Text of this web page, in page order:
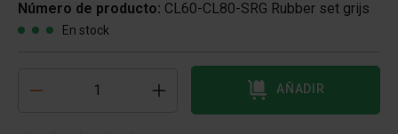
Número de producto: CL60-CL80-SRG Rubber set grijs
En stock
AÑADIR